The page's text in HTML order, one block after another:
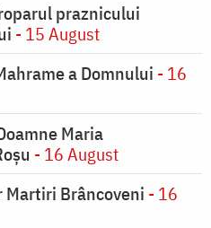
praznicului
- 15 August
a Domnului - 16
Maria
- 16 August
Brâncoveni - 16